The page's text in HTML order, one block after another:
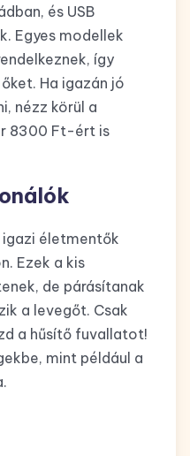
és USB
Egyes modellek
így
Ha igazán jó
nézz körül a
8300 Ft-ért is
életmentők
Ezek a kis
de párásítanak
a levegőt. Csak
a hűsítő fuvallatot!
mint például a